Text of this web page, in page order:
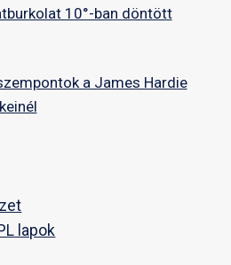
10°-ban döntött
a James Hardie
lapok